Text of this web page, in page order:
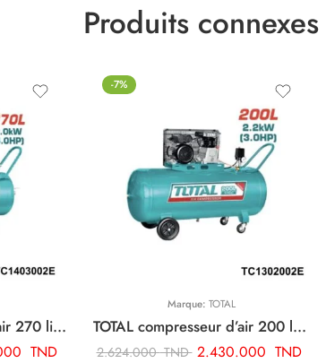
Produits connexes
TOTAL compresseur d’air 270 litre TC1403002E
TND
-7%
Marque: TOTAL
TOTAL compresseur d’air 200 litre 220v monophase TC1302002E
2.624.000TND 2.430.000 TND